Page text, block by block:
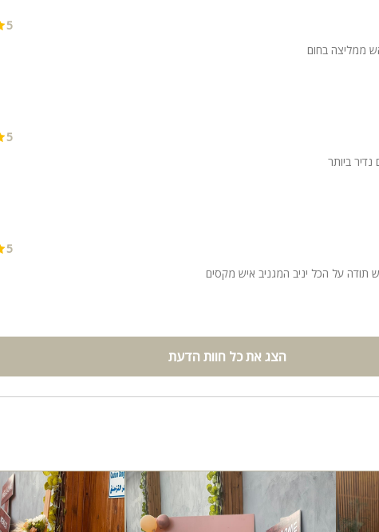
5
ממליצה בחום
5
ביותר
5
תודה על הכל יניב המגניב איש מקסים
הצג את כל חוות הדעת